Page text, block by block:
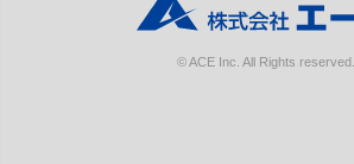
オーバーフェンダー
ワイパーガー
© ACE Inc. All Rights reserved.